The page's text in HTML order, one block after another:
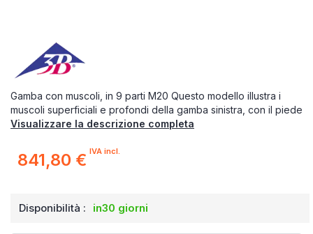
Gamba con muscoli, in 9 parti M20 Questo modello illustra i
muscoli superficiali e profondi della gamba sinistra, con il piede
Visualizzare la descrizione completa
841,80 € IVA incl.
Disponibilità : in30 giorni